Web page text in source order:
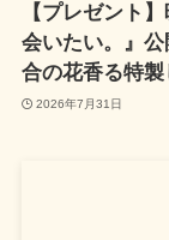
【プレゼント
会いたい。』
合の花香る特
2026年7月31日